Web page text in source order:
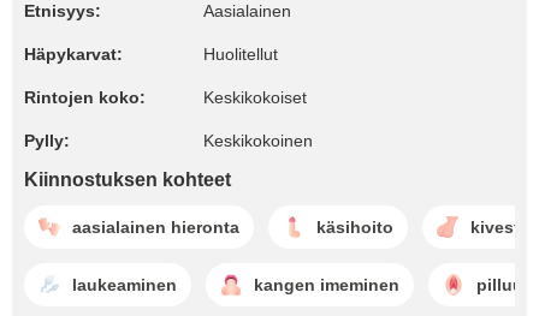
Etnisyys: Aasialainen
Häpykarvat: Huolitellut
Rintojen koko: Keskikokoiset
Pylly: Keskikokoinen
Kiinnostuksen kohteet
aasialainen hieronta käsihoito
laukeaminen kangen imeminen pilluun